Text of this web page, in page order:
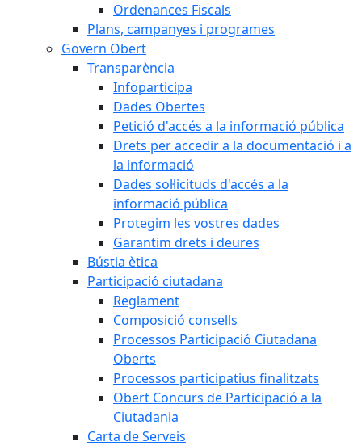
Ordenances Fiscals
Plans, campanyes i programes
Govern Obert
Transparència
Infoparticipa
Dades Obertes
Petició d'accés a la informació pública
Drets per accedir a la documentació i a
la informació
Dades sol·licituds d'accés a la
informació pública
Protegim les vostres dades
Garantim drets i deures
Bústia ètica
Participació ciutadana
Reglament
Composició consells
Processos Participació Ciutadana
Oberts
Processos participatius finalitzats
Obert Concurs de Participació a la
Ciutadania
Carta de Serveis